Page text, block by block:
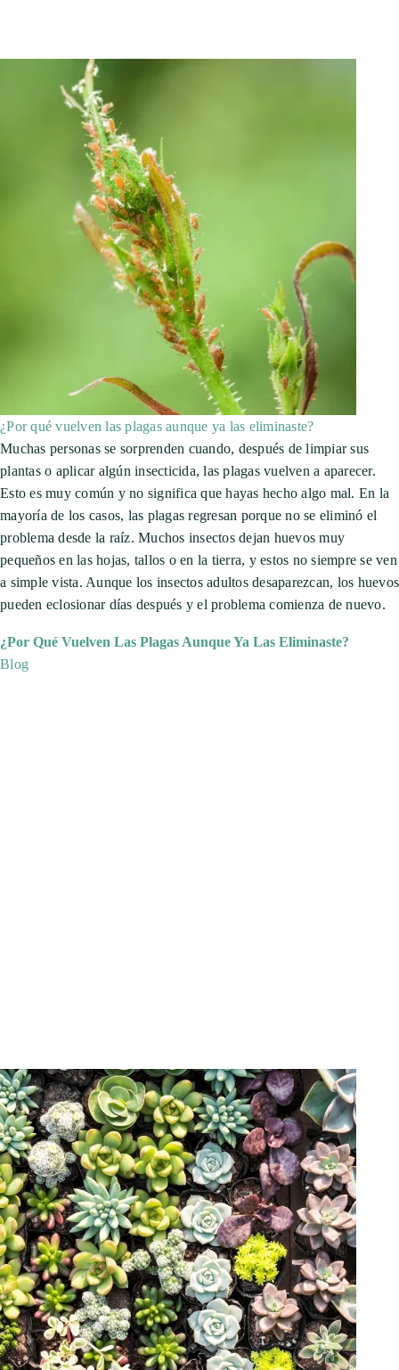
¿Por qué vuelven las plagas aunque ya las eliminaste?
Muchas personas se sorprenden cuando, después de limpiar sus
plantas o aplicar algún insecticida, las plagas vuelven a aparecer.
Esto es muy común y no significa que hayas hecho algo mal. En la
mayoría de los casos, las plagas regresan porque no se eliminó el
problema desde la raíz. Muchos insectos dejan huevos muy
pequeños en las hojas, tallos o en la tierra, y estos no siempre se ven
a simple vista. Aunque los insectos adultos desaparezcan, los huevos
pueden eclosionar días después y el problema comienza de nuevo.
¿Por Qué Vuelven Las Plagas Aunque Ya Las Eliminaste?
Blog